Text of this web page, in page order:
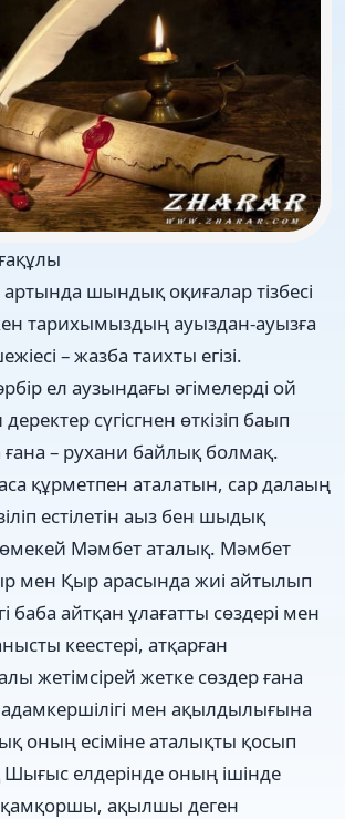
шындық оқиғалар тізбесі
тарихымыздың ауыздан-ауызға
– жазба таихты егізі.
ел аузындағы әгімелерді ой
сүгісгнен өткізіп баып
– рухани байлық болмақ.
аса құрметпен аталатын, сар далаың
естілетін аыз бен шыдық
Мәмбет аталық. Мәмбет
мен Қыр арасында жиі айтылып
баба айтқан ұлағатты сөздері мен
кеестері, атқарған
жетімсірей жетке сөздер ғана
мен ақылдылығына
оның есіміне аталықты қосып
Шығыс елдерінде оның ішінде
қамқоршы, ақылшы деген